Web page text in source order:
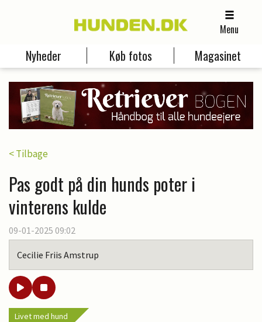
Menu
Nyheder Køb fotos Magasinet
< Tilbage
Pas godt på din hunds poter i
vinterens kulde
09-01-2025 09:02
Cecilie Friis Amstrup
Livet med hund